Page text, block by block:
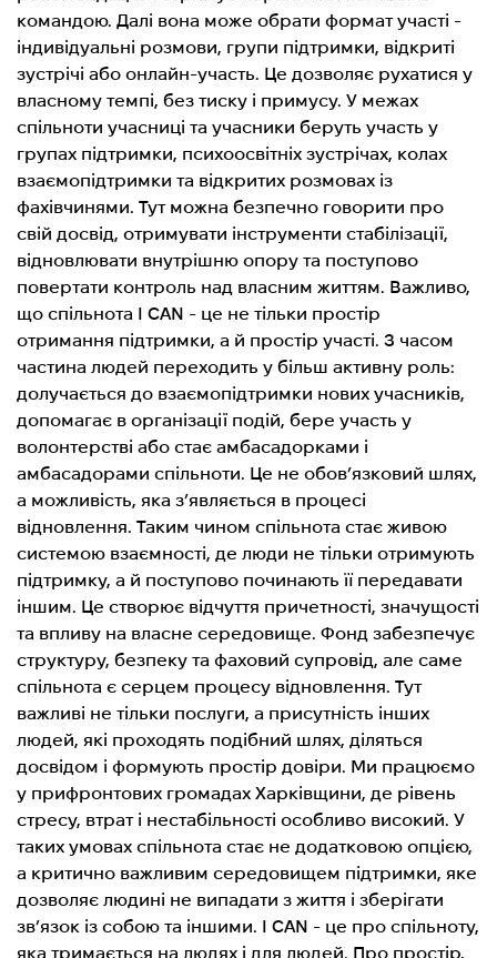
командою. Далі вона може обрати формат участі -
індивідуальні розмови, групи підтримки, відкриті
зустрічі або онлайн-участь. Це дозволяє рухатися у
власному темпі, без тиску і примусу. У межах
спільноти учасниці та учасники беруть участь у
групах підтримки, психоосвітніх зустрічах, колах
взаємопідтримки та відкритих розмовах із
фахівчинями. Тут можна безпечно говорити про
свій досвід, отримувати інструменти стабілізації,
відновлювати внутрішню опору та поступово
повертати контроль над власним життям. Важливо,
що спільнота I CAN - це не тільки простір
отримання підтримки, а й простір участі. З часом
частина людей переходить у більш активну роль:
долучається до взаємопідтримки нових учасників,
допомагає в організації подій, бере участь у
волонтерстві або стає амбасадорками і
амбасадорами спільноти. Це не обов’язковий шлях,
а можливість, яка з’являється в процесі
відновлення. Таким чином спільнота стає живою
системою взаємності, де люди не тільки отримують
підтримку, а й поступово починають її передавати
іншим. Це створює відчуття причетності, значущості
та впливу на власне середовище. Фонд забезпечує
структуру, безпеку та фаховий супровід, але саме
спільнота є серцем процесу відновлення. Тут
важливі не тільки послуги, а присутність інших
людей, які проходять подібний шлях, діляться
досвідом і формують простір довіри. Ми працюємо
у прифронтових громадах Харківщини, де рівень
стресу, втрат і нестабільності особливо високий. У
таких умовах спільнота стає не додатковою опцією,
а критично важливим середовищем підтримки, яке
дозволяє людині не випадати з життя і зберігати
зв’язок із собою та іншими. I CAN - це про спільноту,
яка тримається на людях і для людей. Про простір,